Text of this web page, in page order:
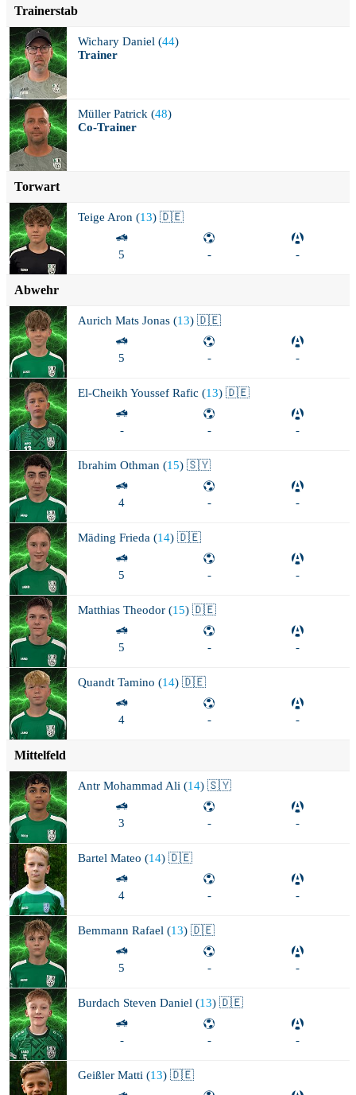
Trainerstab
Wichary Daniel (44)
Trainer
Müller Patrick (48)
Co-Trainer
Torwart
Teige Aron (13) 🇩🇪
5 - -
Abwehr
Aurich Mats Jonas (13) 🇩🇪
5 - -
El-Cheikh Youssef Rafic (13) 🇩🇪
- - -
Ibrahim Othman (15) 🇸🇾
4 - -
Mäding Frieda (14) 🇩🇪
5 - -
Matthias Theodor (15) 🇩🇪
5 - -
Quandt Tamino (14) 🇩🇪
4 - -
Mittelfeld
Antr Mohammad Ali (14) 🇸🇾
3 - -
Bartel Mateo (14) 🇩🇪
4 - -
Bemmann Rafael (13) 🇩🇪
5 - -
Burdach Steven Daniel (13) 🇩🇪
- - -
Geißler Matti (13) 🇩🇪